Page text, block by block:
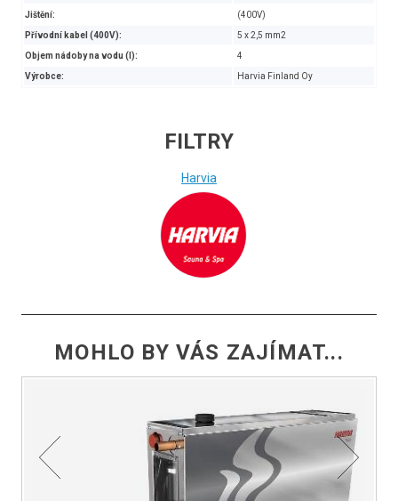
Jištění: (400V)
Přívodní kabel (400V): 5 x 2,5 mm2
Objem nádoby na vodu (l): 4
Výrobce: Harvia Finland Oy
(Parní generátor Harvia HGX110XW 10,8 kW WiFi)
FILTRY
Harvia
MOHLO BY VÁS ZAJÍMAT...